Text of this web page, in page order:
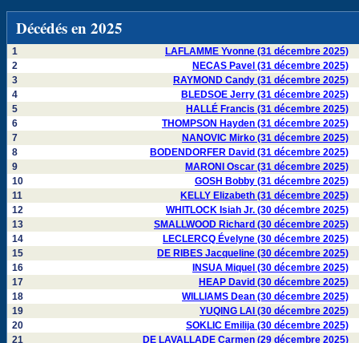
Décédés en 2025
1
LAFLAMME Yvonne (31 décembre 2025)
2
NECAS Pavel (31 décembre 2025)
3
RAYMOND Candy (31 décembre 2025)
4
BLEDSOE Jerry (31 décembre 2025)
5
HALLÉ Francis (31 décembre 2025)
6
THOMPSON Hayden (31 décembre 2025)
7
NANOVIC Mirko (31 décembre 2025)
8
BODENDORFER David (31 décembre 2025)
9
MARONI Oscar (31 décembre 2025)
10
GOSH Bobby (31 décembre 2025)
11
KELLY Elizabeth (31 décembre 2025)
12
WHITLOCK Isiah Jr. (30 décembre 2025)
13
SMALLWOOD Richard (30 décembre 2025)
14
LECLERCQ Évelyne (30 décembre 2025)
15
DE RIBES Jacqueline (30 décembre 2025)
16
INSUA Miquel (30 décembre 2025)
17
HEAP David (30 décembre 2025)
18
WILLIAMS Dean (30 décembre 2025)
19
YUQING LAI (30 décembre 2025)
20
SOKLIC Emilija (30 décembre 2025)
21
DE LAVALLADE Carmen (29 décembre 2025)